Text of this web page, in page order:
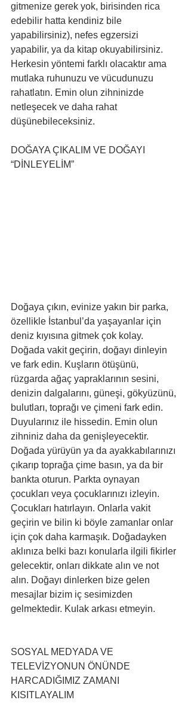
gitmenize gerek yok, birisinden rica
edebilir hatta kendiniz bile
yapabilirsiniz), nefes egzersizi
yapabilir, ya da kitap okuyabilirsiniz.
Herkesin yöntemi farklı olacaktır ama
mutlaka ruhunuzu ve vücudunuzu
rahatlatın. Emin olun zihninizde
netleşecek ve daha rahat
düşünebileceksiniz.
DOĞAYA ÇIKALIM VE DOĞAYI
“DİNLEYELİM”
Doğaya çıkın, evinize yakın bir parka,
özellikle İstanbul’da yaşayanlar için
deniz kıyısına gitmek çok kolay.
Doğada vakit geçirin, doğayı dinleyin
ve fark edin. Kuşların ötüşünü,
rüzgarda ağaç yapraklarının sesini,
denizin dalgalarını, güneşi, gökyüzünü,
bulutları, toprağı ve çimeni fark edin.
Duyularınız ile hissedin. Emin olun
zihniniz daha da genişleyecektir.
Doğada yürüyün ya da ayakkabılarınızı
çıkarıp toprağa çime basın, ya da bir
bankta oturun. Parkta oynayan
çocukları veya çocuklarınızı izleyin.
Çocukları hatırlayın. Onlarla vakit
geçirin ve bilin ki böyle zamanlar onlar
için çok daha karmaşık. Doğadayken
aklınıza belki bazı konularla ilgili fikirler
gelecektir, onları dikkate alın ve not
alın. Doğayı dinlerken bize gelen
mesajlar bizim iç sesimizden
gelmektedir. Kulak arkası etmeyin.
SOSYAL MEDYADA VE
TELEVİZYONUN ÖNÜNDE
HARCADIĞIMIZ ZAMANI
KISITLAYALIM